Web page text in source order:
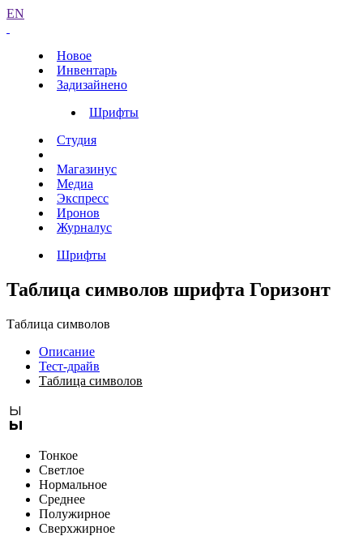
EN
Новое
Инвентарь
Задизайнено
Шрифты
Студия
Магазинус
Медиа
Экспресс
Иронов
Журналус
Шрифты
Таблица символов шрифта Горизонт
Таблица символов
Описание
Тест-драйв
Таблица символов
Ы
Ы
Тонкое
Светлое
Нормальное
Среднее
Полужирное
Сверхжирное